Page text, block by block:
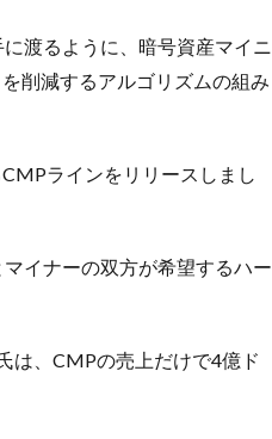
渡るように、暗号資産マイニ
削減するアルゴリズムの組み
ラインをリリースしまし
イナーの双方が希望するハー
は、CMPの売上だけで4億ド